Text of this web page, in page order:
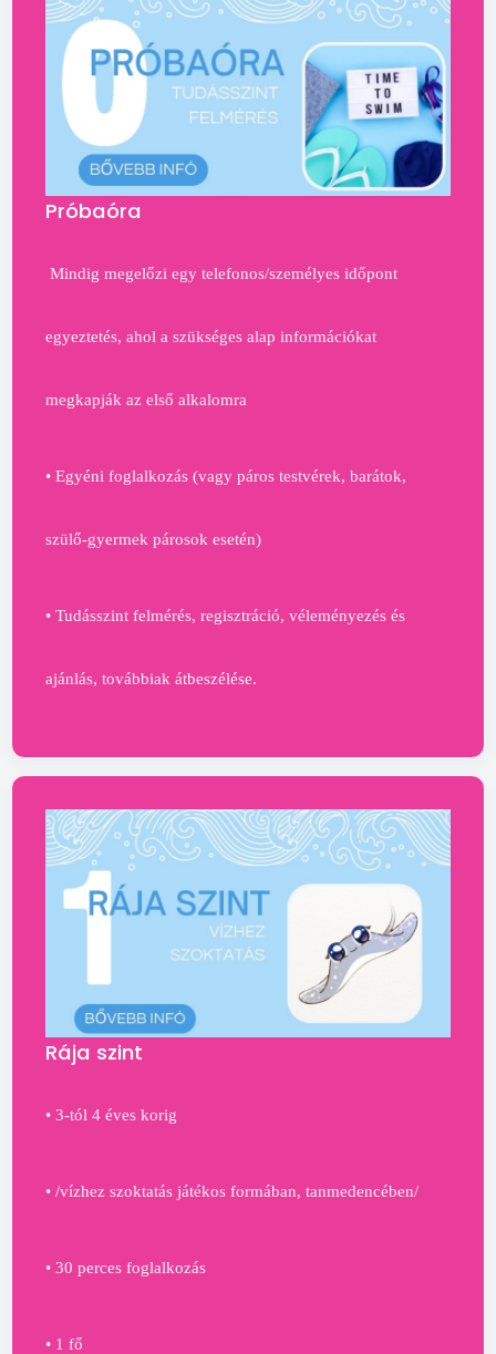
Próbaóra
Mindig megelőzi egy telefonos/személyes időpont
egyeztetés, ahol a szükséges alap információkat
megkapják az első alkalomra
• Egyéni foglalkozás (vagy páros testvérek, barátok,
szülő-gyermek párosok esetén)
• Tudásszint felmérés, regisztráció, véleményezés és
ajánlás, továbbiak átbeszélése.
Rája szint
• 3-tól 4 éves korig
• /vízhez szoktatás játékos formában, tanmedencében/
• 30 perces foglalkozás
• 1 fő